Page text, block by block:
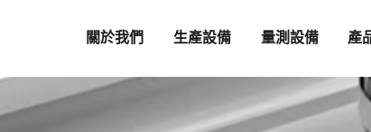
關於我們 生產設備 量測設備 產